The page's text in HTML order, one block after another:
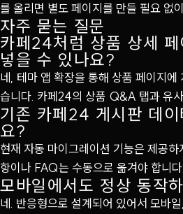
를 올리면 별도 페이지를 만들 필요 없
자주 묻는 질문
카페24처럼 상품 상세
넣을 수 있나요?
네, 테마 앱 확장을 통해 상품 페이지에
습니다. 카페24의 상품 Q&A 탭과 유
기존 카페24 게시판 데
요?
현재 자동 마이그레이션 기능은 제공
항이나 FAQ는 수동으로 옮겨야 합니다.
모바일에서도 정상 동작
네. 반응형으로 설계되어 있어서 모바